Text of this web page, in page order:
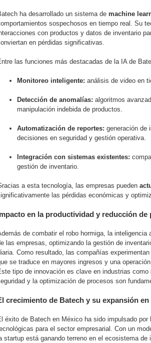
ha desarrollado un sistema de machine
sospechosos en tiempo real. Su
con productos y datos de inventario
en pérdidas significativas.
las funciones más destacadas de la IA de
Monitoreo inteligente: análisis de video en
Detección de anomalías: algoritmos
manipulación indebida de productos.
Automatización de reportes: generación de
decisiones en seguridad y gestión operativa.
Integración con sistemas existentes:
gestión de inventario.
a esta tecnología, las empresas pueden
las pérdidas económicas y
en la productividad y reducción de
de combatir el robo hormiga, la
las empresas, optimizando la gestión de
Como resultado, las compañías experimentan
se traduce en mayores ingresos y una
tipo de innovación es clave en industrias
y la optimización de procesos son
crecimiento de Batech y su expansión
éxito de Batech en México ha sido impulsado
para el sector empresarial. Con un
startup está ganando terreno en el ecosistema